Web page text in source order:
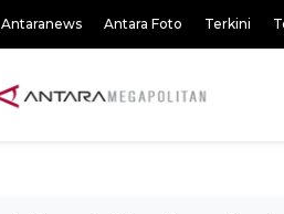
Antaranews Antara Foto Terkini